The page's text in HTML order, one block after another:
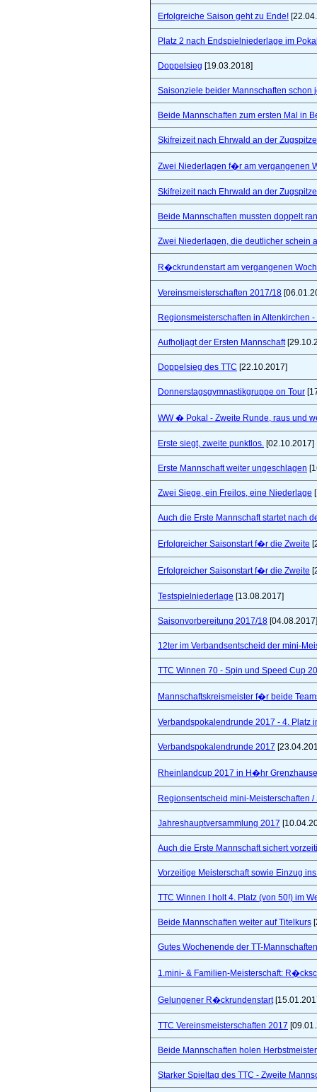
Erfolgreiche Saison geht zu Ende!
Platz 2 nach Endspielniederlage im
Doppelsieg [19.03.2018]
Saisonziele beider Mannschaften schon
Beide Mannschaften zum ersten Mal in
Skifreizeit nach Ehrwald an der Zugspitze
Zwei Niederlagen f�r am vergangenen
Skifreizeit nach Ehrwald an der Zugspitze
Beide Mannschaften mussten doppelt
Zwei Niederlagen, die deutlicher schein
R�ckrundenstart am vergangenen
Vereinsmeisterschaften 2017/18
Regionsmeisterschaften in Altenkirchen
Aufholjagt der Ersten Mannschaft
Doppelsieg des TTC [22.10.2017]
Donnerstagsgymnastikgruppe on Tour
WW � Pokal - Zweite Runde, raus und
Erste siegt, zweite punktlos. [02.10.2017]
Erste Mannschaft weiter ungeschlagen
Zwei Siege, ein Freilos, eine Niederlage
Auch die Erste Mannschaft startet nach
Erfolgreicher Saisonstart f�r die Zweite
Erfolgreicher Saisonstart f�r die Zweite
Testspielniederlage [13.08.2017]
Saisonvorbereitung 2017/18 [04.08.2017]
12ter im Verbandsentscheid der mini-
TTC Winnen 70 - Spin und Speed Cup
Mannschaftskreismeister f�r beide
Verbandspokalendrunde 2017 - 4. Platz
Verbandspokalendrunde 2017
Rheinlandcup 2017 in H�hr
Regionsentscheid mini-Meisterschaften
Jahreshauptversammlung 2017
Auch die Erste Mannschaft sichert
Vorzeitige Meisterschaft sowie Einzug
TTC Winnen I holt 4. Platz (von 50!) im
Beide Mannschaften weiter auf Titelkurs
Gutes Wochenende der TT-
1.mini- & Familien-Meisterschaft:
Gelungener R�ckrundenstart
TTC Vereinsmeisterschaften 2017
Beide Mannschaften holen
Starker Spieltag des TTC - Zweite